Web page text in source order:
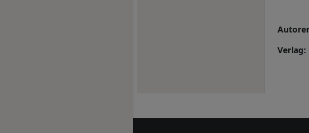
Verlag